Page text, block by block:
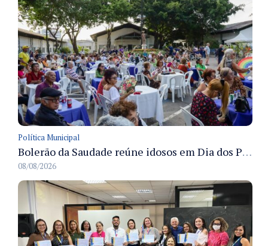
Política Municipal
Bolerão da Saudade reúne idosos em Dia dos Pais promovido pela Fundação Dr. Thomas em Manaus
08/08/2026